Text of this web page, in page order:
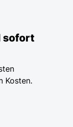
sofort
Kosten.